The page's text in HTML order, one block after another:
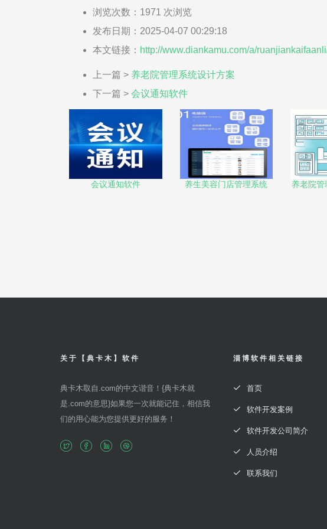
浏览次数： 1971 次浏览
发布日期：2025-04-07 00:29:18
本文链接： http://www.diankamu.com/a/
上一篇 > 养老院管理系统设计方案
下一篇 > 会议通知软件
会议通知软件 养生美容门店管理系统 养老院管
关于【典卡木】软件
典卡木取自.com的中文谐音！{典卡木就
是.com的意思}如果您一次就能记住，相信我
们的用心能为您提供更好的服务！
淄博软件相关链接
首页
软件开发案例
软件开发公司简介
人员介绍
联系我们